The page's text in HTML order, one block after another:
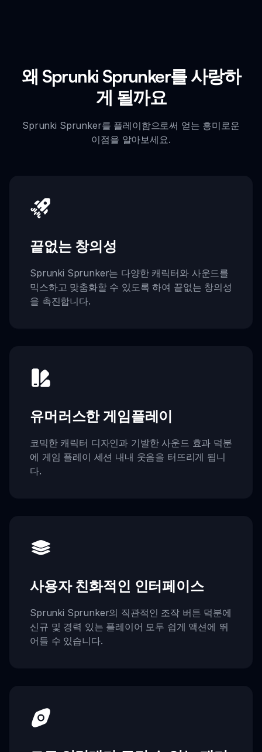
왜 Sprunki Sprunker를 사랑하
게 될까요
Sprunki Sprunker를 플레이함으로써 얻는 흥미로운
이점을 알아보세요.
끝없는 창의성
Sprunki Sprunker는 다양한 캐릭터와 사운드를
믹스하고 맞춤화할 수 있도록 하여 끝없는 창의성
을 촉진합니다.
유머러스한 게임플레이
코믹한 캐릭터 디자인과 기발한 사운드 효과 덕분
에 게임 플레이 세션 내내 웃음을 터뜨리게 됩니
다.
사용자 친화적인 인터페이스
Sprunki Sprunker의 직관적인 조작 버튼 덕분에
신규 및 경력 있는 플레이어 모두 쉽게 액션에 뛰
어들 수 있습니다.